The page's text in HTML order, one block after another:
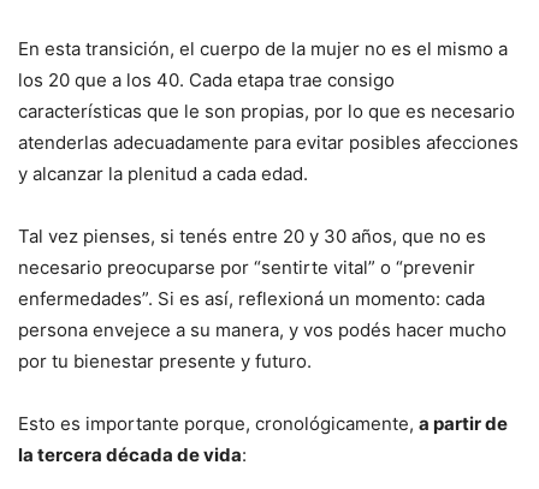
En esta transición, el cuerpo de la mujer no es el mismo a
los 20 que a los 40. Cada etapa trae consigo
características que le son propias, por lo que es necesario
atenderlas adecuadamente para evitar posibles afecciones
y alcanzar la plenitud a cada edad.
Tal vez pienses, si tenés entre 20 y 30 años, que no es
necesario preocuparse por “sentirte vital” o “prevenir
enfermedades”. Si es así, reflexioná un momento: cada
persona envejece a su manera, y vos podés hacer mucho
por tu bienestar presente y futuro.
Esto es importante porque, cronológicamente, a partir de
la tercera década de vida: